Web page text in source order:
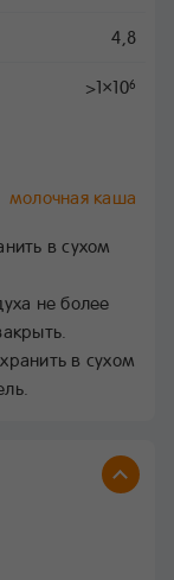
4,8
>1×106
молочная каша
в сухом
не более
в сухом